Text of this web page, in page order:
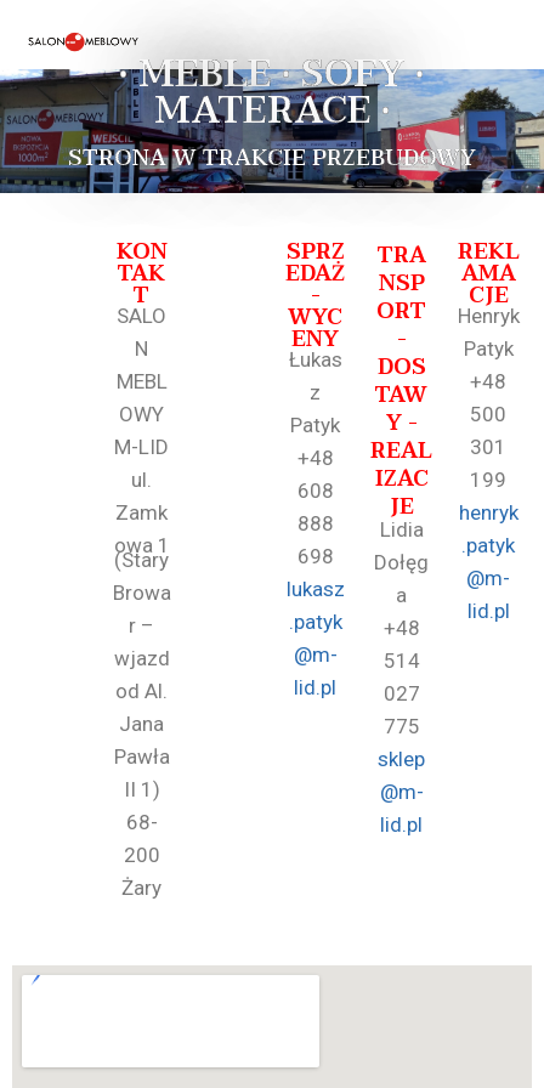
• MEBLE • SOFY •
MATERACE •
STRONA W TRAKCIE PRZEBUDOWY
KON
TAK
T
SALO
N
MEBL
OWY
M-LID
ul.
Zamk
owa 1
(Stary
Browa
r –
wjazd
od Al.
Jana
Pawła
II 1)
68-
200
Żary
SPRZ
EDAŻ
-
WYC
ENY
Łukas
z
Patyk
+48
608
888
698
lukasz
.patyk
@m-
lid.pl
TRA
NSP
ORT
-
DOS
TAW
Y -
REAL
IZAC
JE
Lidia
Dołęg
a
+48
514
027
775
sklep
@m-
lid.pl
REKL
AMA
CJE
Henryk
Patyk
+48
500
301
199
henryk
.patyk
@m-
lid.pl